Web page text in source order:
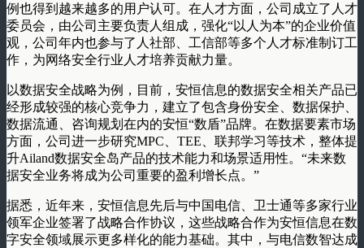
例也得到越来越多的用户认可。在人才方面，公司成立了人才
委员会，由公司主要负责人组成，强化“以人为本”的企业价值
观，公司年内也参与了人社部、工信部等多个人才标准制订工
作，为网络安全行业人才培养贡献力量。
以数据安全战略为例，目前，安恒信息的数据安全相关产品已
经形成较强的核心竞争力，建立了包含身份安全、数据保护、
数据流通、咨询规划在内的安恒“数盾”品牌。在数据要素市场
方面，公司进一步研究MPC、TEE、联邦学习等技术，整体提
升Ailand数据安全岛产品的技术能力和场景适用性。“未来数
据安全业务将成为公司重要的盈利增长点。”
据悉，近年来，安恒信息先后与中国电信、卫士通等多家行业
领军企业签署了战略合作协议，这些战略合作为安恒信息在数
字安全领域展示更多样化的能力基础。其中，与电信数智达成